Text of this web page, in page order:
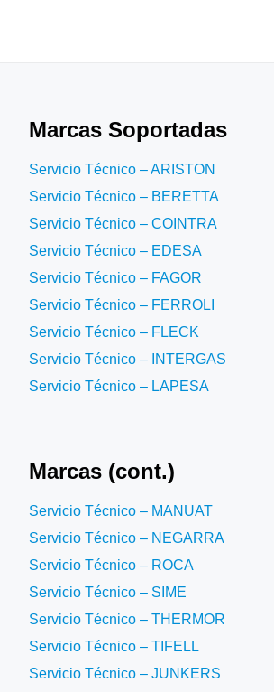
Marcas Soportadas
Servicio Técnico – ARISTON
Servicio Técnico – BERETTA
Servicio Técnico – COINTRA
Servicio Técnico – EDESA
Servicio Técnico – FAGOR
Servicio Técnico – FERROLI
Servicio Técnico – FLECK
Servicio Técnico – INTERGAS
Servicio Técnico – LAPESA
Marcas (cont.)
Servicio Técnico – MANUAT
Servicio Técnico – NEGARRA
Servicio Técnico – ROCA
Servicio Técnico – SIME
Servicio Técnico – THERMOR
Servicio Técnico – TIFELL
Servicio Técnico – JUNKERS